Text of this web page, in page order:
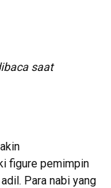
saat
figure pemimpin
Para nabi yang